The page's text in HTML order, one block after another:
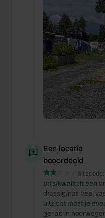
Een locatie
beoordeeld
Sitecode:
prijs/kwaliteit een
drassig/nat. veel
uitzicht moet je
gehad in